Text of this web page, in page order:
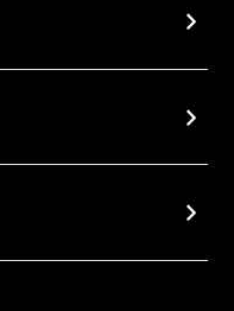
chevron_right
chevron_right
chevron_right